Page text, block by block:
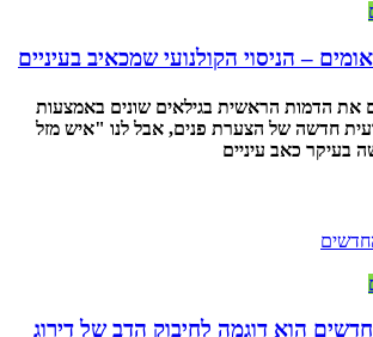
– הניסוי הקולנועי שמכאיב בעיניים
את הדמות הראשית בגילאים שונים באמצעות
חדשה של הצערת פנים, אבל לנו "איש מזל
בעיקר כאב עיניים
הוא דוגמה לחיבוק הדב של דירוג